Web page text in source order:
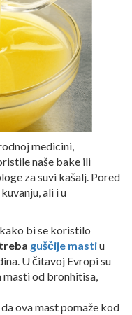
medicini,
naše bake ili
za suvi kašalj. Pored
ali i u
bi se koristilo
guščije mastiu
U čitavoj Evropi su
masti od bronhitisa,
ova mast pomaže kod